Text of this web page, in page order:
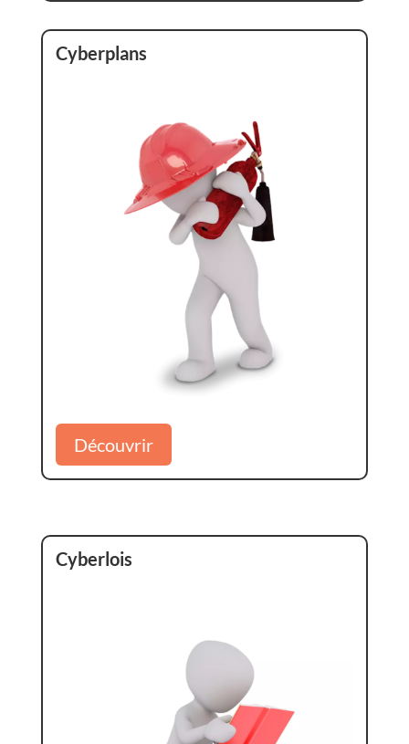
Cyberplans
Découvrir
Cyberlois